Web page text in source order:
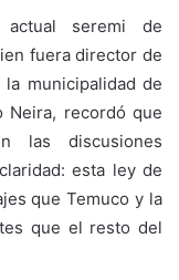
seremi de
fuera director de
municipalidad de
Neira, recordó que
las discusiones
esta ley de
que Temuco y la
que el resto del